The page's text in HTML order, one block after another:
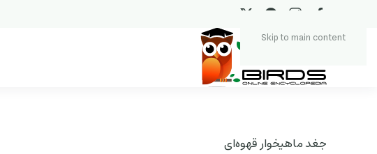
Skip to main content
جغد ماهیخوار قهوه‌ای